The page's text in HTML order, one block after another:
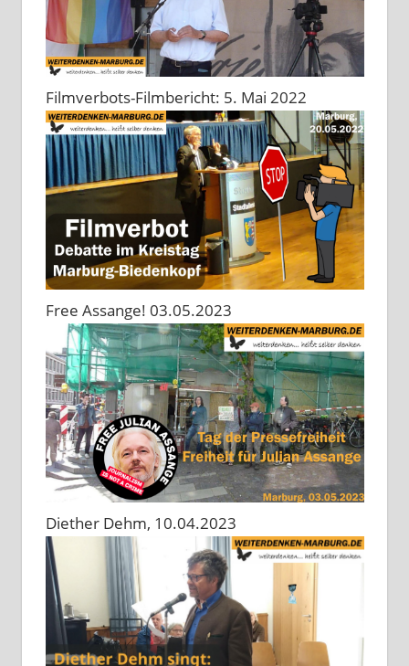
Filmverbots-Filmbericht: 5. Mai 2022
Free Assange! 03.05.2023
Diether Dehm, 10.04.2023